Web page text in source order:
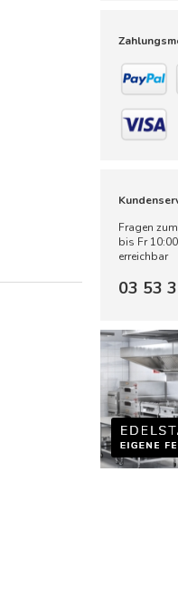
Fragen
bis Fr
erreichbar
03 53